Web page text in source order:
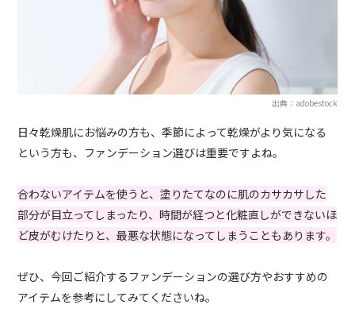
出典：adobestock
日々乾燥肌にお悩みの方も、季節によって乾燥がより気になる
という方も、ファンデーション選びは重要ですよね。
合わないアイテムを使うと、塗りたてなのに肌のカサカサした
部分が目立ってしまったり、時間が経つと化粧直しができないほ
ど皮がむけたりと、最悪な状態になってしまうこともあります。
ぜひ、今回ご紹介するファンデーションの選び方やおすすめの
アイテムを参考にしてみてくださいね。